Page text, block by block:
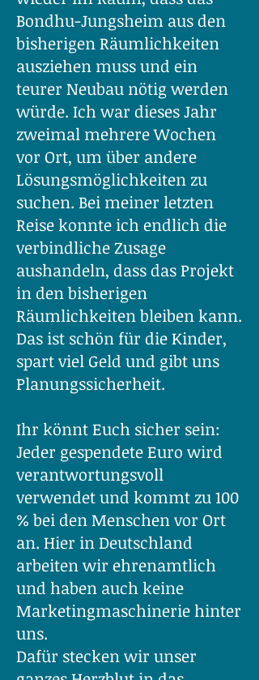
Bondhu-Jungsheim aus den
bisherigen Räumlichkeiten
ausziehen muss und ein
teurer Neubau nötig werden
würde. Ich war dieses Jahr
zweimal mehrere Wochen
vor Ort, um über andere
Lösungsmöglichkeiten zu
suchen. Bei meiner letzten
Reise konnte ich endlich die
verbindliche Zusage
aushandeln, dass das Projekt
in den bisherigen
Räumlichkeiten bleiben kann.
Das ist schön für die Kinder,
spart viel Geld und gibt uns
Planungssicherheit.
Ihr könnt Euch sicher sein:
Jeder gespendete Euro wird
verantwortungsvoll
verwendet und kommt zu 100
% bei den Menschen vor Ort
an. Hier in Deutschland
arbeiten wir ehrenamtlich
und haben auch keine
Marketingmaschinerie hinter
uns.
Dafür stecken wir unser